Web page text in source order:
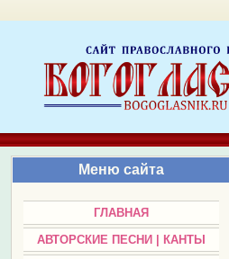
Меню сайта
ГЛАВНАЯ
АВТОРСКИЕ ПЕСНИ | КАНТЫ